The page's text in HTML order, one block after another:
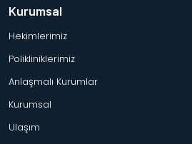
Kurumsal
Hekimlerimiz
Polikliniklerimiz
Anlaşmalı Kurumlar
Kurumsal
Ulaşım